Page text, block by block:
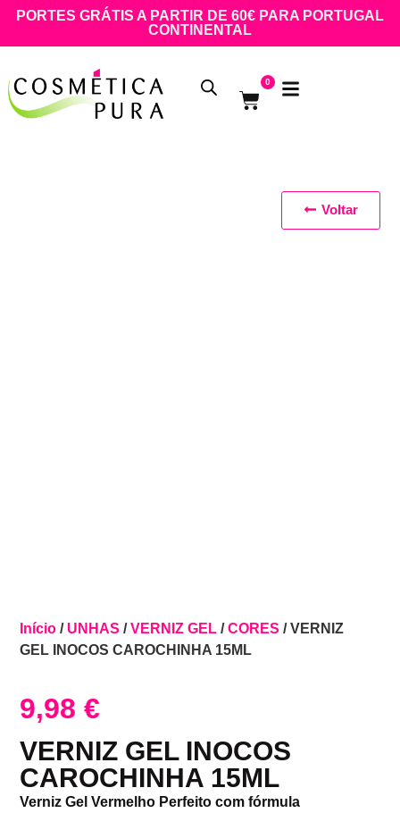
PORTES GRÁTIS A PARTIR DE 60€ PARA PORTUGAL
CONTINENTAL
0
Início / UNHAS /VERNIZ GEL /CORES / VERNIZ
GEL INOCOS CAROCHINHA 15ML
9,98€
VERNIZ GEL INOCOS
CAROCHINHA 15ML
Verniz Gel Vermelho Perfeito com fórmula
Voltar